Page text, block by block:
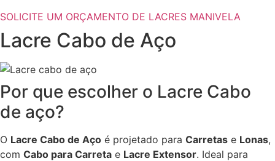
SOLICITE UM ORÇAMENTO DE LACRES MANIVELA
Lacre Cabo de Aço
Por que escolher o Lacre Cabo
de aço?
O Lacre Cabo de Aço é projetado para Carretas e Lonas,
com Cabo para Carreta e Lacre Extensor. Ideal para